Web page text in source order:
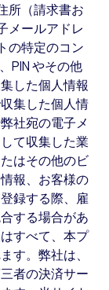
所（請求書お
メールアドレ
の特定のコン
PIN やその他
した個人情報
集した個人情
社宛の電子メ
て収集した業
はその他のビ
報、お客様の
録する際、雇
する場合があ
すべて、本プ
す。弊社は、
者の決済サー